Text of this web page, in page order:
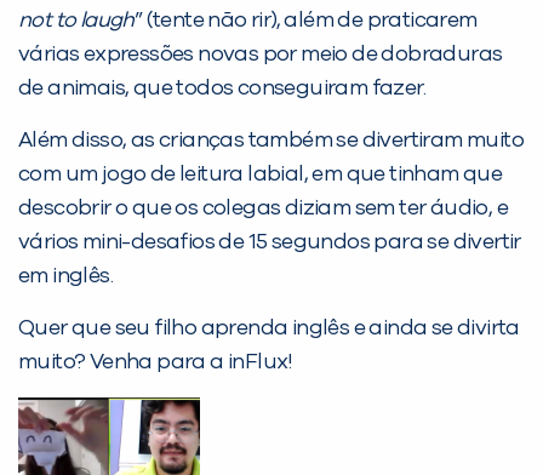
not to laugh” (tente não rir), além de praticarem
várias expressões novas por meio de dobraduras
de animais, que todos conseguiram fazer.
Além disso, as crianças também se divertiram muito
com um jogo de leitura labial, em que tinham que
descobrir o que os colegas diziam sem ter áudio, e
vários mini-desafios de 15 segundos para se divertir
em inglês.
Quer que seu filho aprenda inglês e ainda se divirta
muito? Venha para a inFlux!
Preencha com seus dados abaixo e